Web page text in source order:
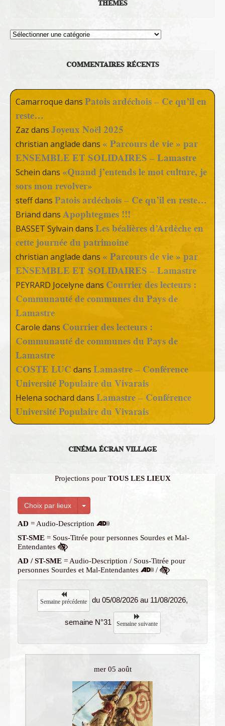
THÈMES
Thèmes
COMMENTAIRES RÉCENTS
Camarroque dans Patois ardéchois – Ce qu’il en
reste…
Zaz dans Joyeux Noël 2025
christian anglade dans « Parcours de vie » par
ENSEMBLE ET SOLIDAIRES – Lamastre
Schein dans «Quand j’entends le mot culture, je
sors mon revolver»
steffdans Patois ardéchois – Ce qu’il en reste…
Briand dans Apophtegmes !!!
BASSET Sylvain dans Les béalières d’Ardèche en
cette journée du patrimoine
christian anglade dans « Parcours de vie » par
ENSEMBLE ET SOLIDAIRES – Lamastre
PEYRARD Jocelyne dans Courrier des lecteurs :
Communauté de communes du Pays de
Lamastre
Carole dans Courrier des lecteurs :
Communauté de communes du Pays de
Lamastre
COSTE LUC dans Lamastre – Conférence
Université Populaire du Vivarais
Helena sochard dans Lamastre – Conférence
Université Populaire du Vivarais
CINÉMA ÉCRAN VILLAGE